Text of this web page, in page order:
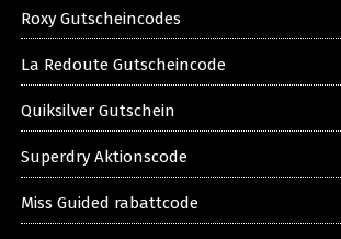
Roxy Gutscheincodes
La Redoute Gutscheincode
Quiksilver Gutschein
Superdry Aktionscode
Miss Guided rabattcode